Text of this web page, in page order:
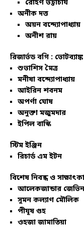
রোহণ ভট্টাচার্য
অনীক দত্ত
অয়ন বন্দ্যোপাধ্যায়
অনীশ রায়
রিজার্ভড বগি : ভোটব্যাঙ্ক
শুভাশিস মৈত্র
মনীষা বন্দ্যোপাধ্যায়
আইরিন শবনম
অপর্ণা ঘোষ
অনুক্তা মজুমদার
ইপিল বাস্কি
স্টিম ইঞ্জিন
রিচার্ড এম ইটন
বিশেষ নিবন্ধ ও
আলেকজান্ডার জেভিন
সুমন কল্যাণ মৌলিক
পীযূষ গুহ
ওহজা জামাতিয়া